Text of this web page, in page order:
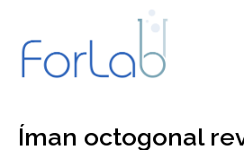
Íman octogonal